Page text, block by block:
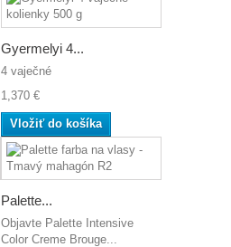
Gyermelyi 4...
4 vaječné
1,370 €
Vložiť do košíka
Palette...
Objavte Palette Intensive
Color Creme Brouge...